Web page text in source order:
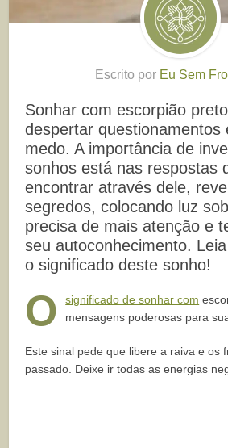
Escrito por Eu Sem
Sonhar com escorpião
despertar questionamentos
medo. A importância de
sonhos está nas respostas
encontrar através dele,
segredos, colocando luz
precisa de mais atenção e
seu autoconhecimento.
o significado deste sonho!
O significado de sonhar com
mensagens poderosas para
Este sinal pede que libere a raiva e os
passado. Deixe ir todas as energias